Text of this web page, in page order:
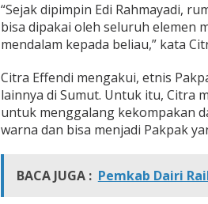
“Sejak dipimpin Edi Rahmayadi,
bisa dipakai oleh seluruh elemen
mendalam kepada beliau,” kata
Citra Effendi mengakui, etnis
lainnya di Sumut. Untuk itu, Citra
untuk menggalang kekompakan
warna dan bisa menjadi Pakpak
BACA JUGA : Pemkab Dairi